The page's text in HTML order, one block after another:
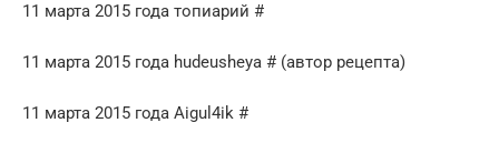
11 марта 2015 года топиарий #
11 марта 2015 года hudeusheya # (автор рецепта)
11 марта 2015 года Aigul4ik #